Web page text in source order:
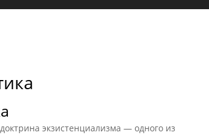
экзистенциализма — одного из